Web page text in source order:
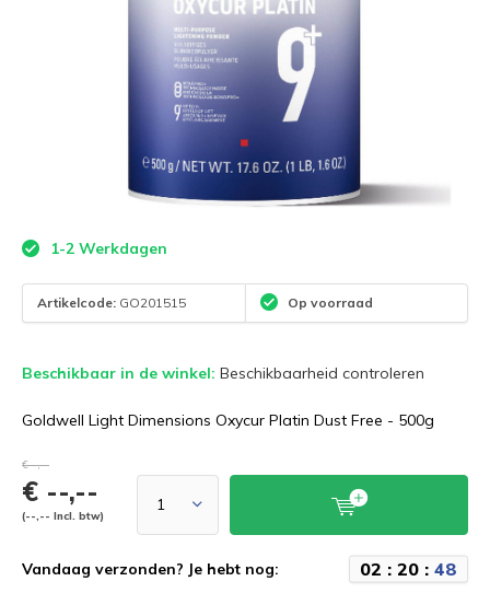
1-2 Werkdagen
Artikelcode: GO201515 Op voorraad
Beschikbaar in de winkel: Beschikbaarheid controleren
Goldwell Light Dimensions Oxycur Platin Dust Free - 500g
€--,--
€ --,--
(--,-- Incl. btw)
Vandaag verzonden? Je hebt nog: 02 :20 :47